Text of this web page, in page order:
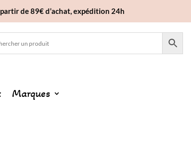
de 89€ d’achat, expédition 24h
Marques